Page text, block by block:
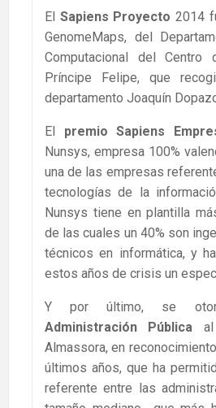
El Sapiens Proyecto 2014
GenomeMaps, del
Computacional del Centro
Príncipe Felipe, que
departamento Joaquín
El premio Sapiens
Nunsys, empresa 100%
una de las empresas
tecnologías de la
Nunsys tiene en plantilla
de las cuales un 40% son
técnicos en informática, y
estos años de crisis un
Y por último, se
Administración Pública al
Almassora, en
últimos años, que ha
referente entre las